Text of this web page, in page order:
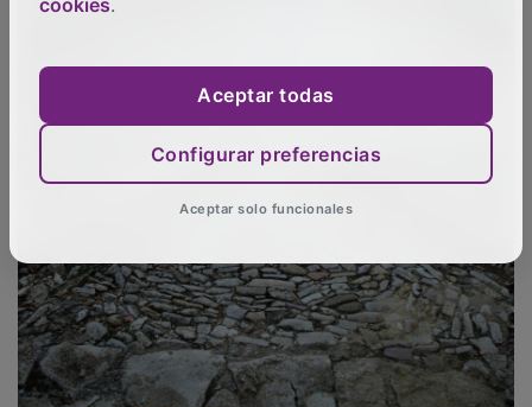
cookies.
Aceptar todas
Configurar preferencias
Aceptar solo funcionales